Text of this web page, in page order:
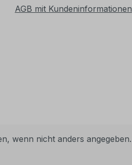
AGB mit Kundeninformationen
wenn nicht anders angegeben.